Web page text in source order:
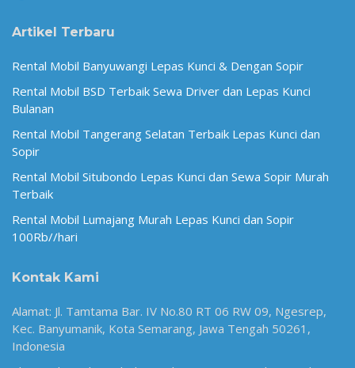
Artikel Terbaru
Rental Mobil Banyuwangi Lepas Kunci & Dengan Sopir
Rental Mobil BSD Terbaik Sewa Driver dan Lepas Kunci
Bulanan
Rental Mobil Tangerang Selatan Terbaik Lepas Kunci dan
Sopir
Rental Mobil Situbondo Lepas Kunci dan Sewa Sopir Murah
Terbaik
Rental Mobil Lumajang Murah Lepas Kunci dan Sopir
100Rb//hari
Kontak Kami
Alamat: Jl. Tamtama Bar. IV No.80 RT 06 RW 09, Ngesrep,
Kec. Banyumanik, Kota Semarang, Jawa Tengah 50261,
Indonesia